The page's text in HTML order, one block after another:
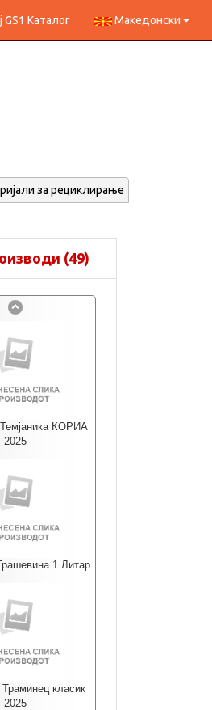
GS1 Каталог Македонски
за рециклирање
(49)
КОРИА
2025
1 Литар
класик
2025